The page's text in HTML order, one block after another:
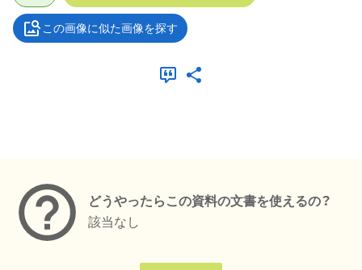
この画像に似た画像を探す
どうやったらこの資料の文書を使えるの？
該当なし